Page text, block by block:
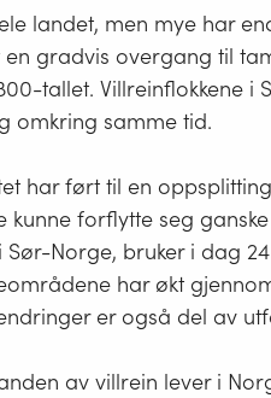
landet, men mye har
gradvis overgang til
tallet. Villreinflokkene i
omkring samme tid.
har ført til en
kunne forflytte seg
Norge, bruker i dag
har økt
er også del av
av villrein lever i